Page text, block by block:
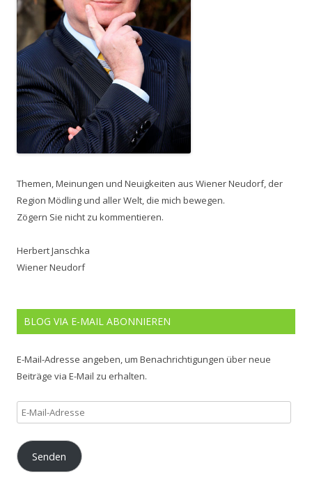
Themen, Meinungen und Neuigkeiten aus Wiener Neudorf, der
Region Mödling und aller Welt, die mich bewegen.
Zögern Sie nicht zu kommentieren.
Herbert Janschka
Wiener Neudorf
BLOG VIA E-MAIL ABONNIEREN
E-Mail-Adresse angeben, um Benachrichtigungen über neue
Beiträge via E-Mail zu erhalten.
E-
Mail-
Adresse
Senden